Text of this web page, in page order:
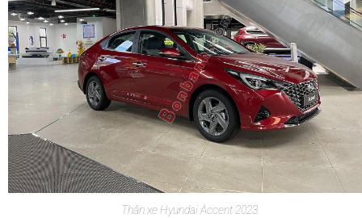
Thân xe Hyundai Accent 2023